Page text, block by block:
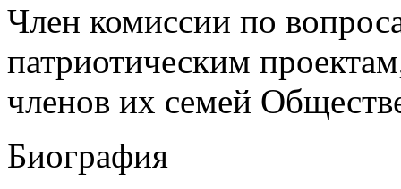
Член комиссии по
патриотическим
членов их семей
Биография